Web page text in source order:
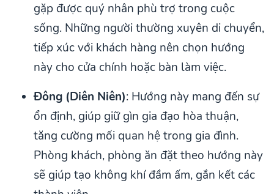
gặp được quý nhân phù trợ trong cuộc
sống. Những người thường xuyên di chuyển,
tiếp xúc với khách hàng nên chọn hướng
này cho cửa chính hoặc bàn làm việc.
Đông (Diên Niên): Hướng này mang đến sự
ổn định, giúp giữ gìn gia đạo hòa thuận,
tăng cường mối quan hệ trong gia đình.
Phòng khách, phòng ăn đặt theo hướng này
sẽ giúp tạo không khí đầm ấm, gắn kết các